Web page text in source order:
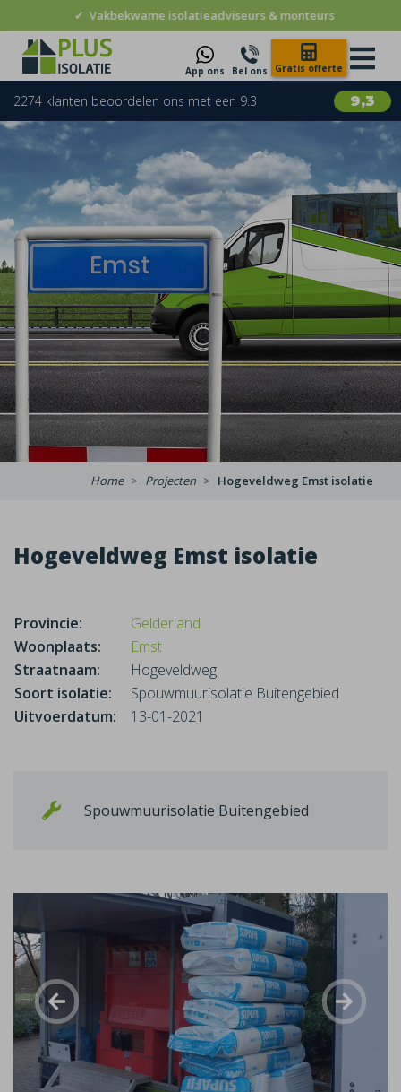
✓ Vakbekwame isolatieadviseurs & monteurs
App ons Bel ons Gratis offerte
9,3
2274 klanten beoordelen ons met een 9.3
Home Projecten Hogeveldweg Emst isolatie
Hogeveldweg Emst isolatie
Provincie:
Gelderland
Woonplaats:
Emst
Straatnaam:
Hogeveldweg
Soort isolatie:
Spouwmuurisolatie Buitengebied
Uitvoerdatum:
13-01-2021
Spouwmuurisolatie Buitengebied